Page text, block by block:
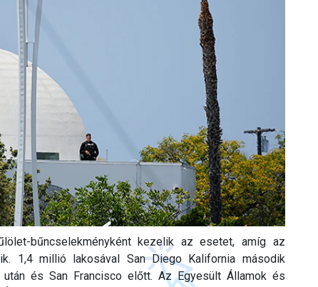
bűncselekményként kezelik az esetet, amíg az
1,4 millió lakosával San Diego Kalifornia második
és San Francisco előtt. Az Egyesült Államok és